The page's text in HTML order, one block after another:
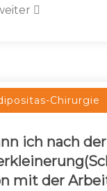
Chirurgie
ich nach der
mit der